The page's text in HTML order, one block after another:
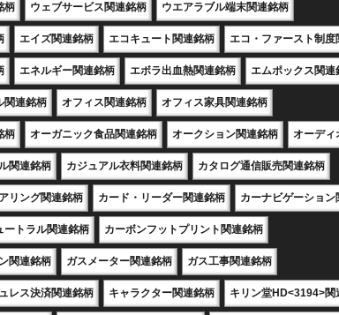
柄 ウェブサービス関連銘柄 ウエアラブル端末関連銘柄
エイズ関連銘柄 エコキュート関連銘柄 エコ・ファースト制度
エネルギー関連銘柄 エボラ出血熱関連銘柄 エムポックス関連
関連銘柄 オフィス関連銘柄 オフィス家具関連銘柄
柄 オーガニック食品関連銘柄 オークション関連銘柄 オーディ
関連銘柄 カジュアル衣料関連銘柄 カタログ通信販売関連銘柄
リング関連銘柄 カード・リーダー関連銘柄 カーナビゲーション
ートラル関連銘柄 カーボンフットプリント関連銘柄
関連銘柄 ガスメーター関連銘柄 ガス工事関連銘柄
レス決済関連銘柄 キャラクター関連銘柄 キリン堂HD<3194>関